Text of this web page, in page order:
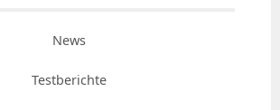
News
Testberichte